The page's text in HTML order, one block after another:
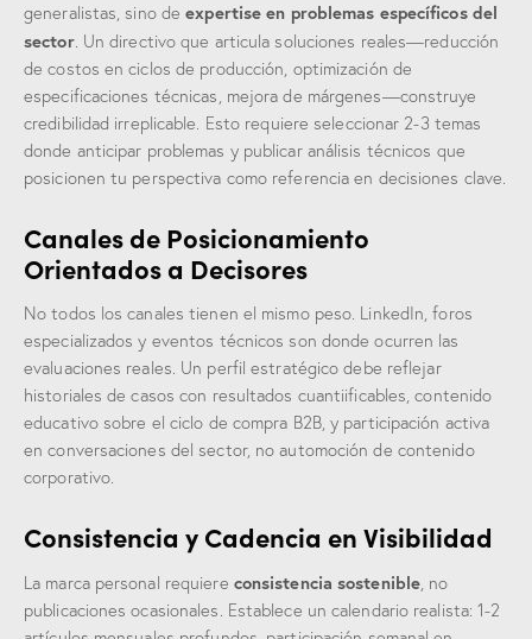
generalistas, sino deexpertise en problemas específicos del
sector. Un directivo que articula soluciones reales—reducción
de costos en ciclos de producción, optimización de
especificaciones técnicas, mejora de márgenes—construye
credibilidad irreplicable. Esto requiere seleccionar 2-3 temas
donde anticipar problemas y publicar análisis técnicos que
posicionen tu perspectiva como referencia en decisiones clave.
Canales de Posicionamiento
Orientados a Decisores
No todos los canales tienen el mismo peso. LinkedIn, foros
especializados y eventos técnicos son donde ocurren las
evaluaciones reales. Un perfil estratégico debe reflejar
historiales de casos con resultados cuantiificables, contenido
educativo sobre el ciclo de compra B2B, y participación activa
en conversaciones del sector, no automoción de contenido
corporativo.
Consistencia y Cadencia en Visibilidad
La marca personal requiere consistencia sostenible, no
publicaciones ocasionales. Establece un calendario realista: 1-2